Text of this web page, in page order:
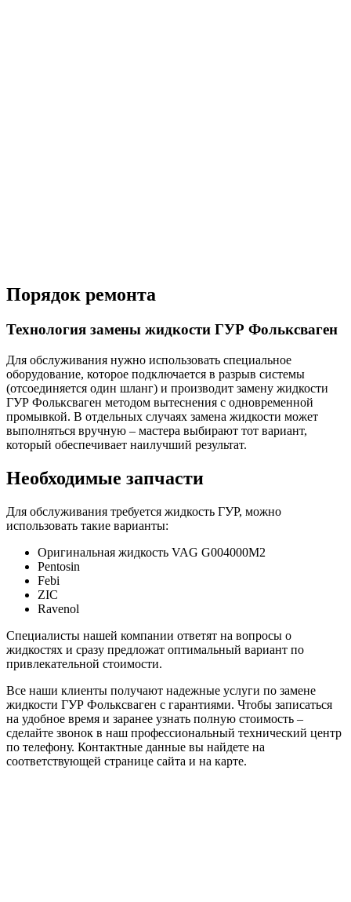
Порядок ремонта
Технология замены жидкости ГУР Фольксваген
Для обслуживания нужно использовать специальное
оборудование, которое подключается в разрыв системы
(отсоединяется один шланг) и производит замену жидкости
ГУР Фольксваген методом вытеснения с одновременной
промывкой. В отдельных случаях замена жидкости может
выполняться вручную – мастера выбирают тот вариант,
который обеспечивает наилучший результат.
Необходимые запчасти
Для обслуживания требуется жидкость ГУР, можно
использовать такие варианты:
Оригинальная жидкость VAG G004000M2
Pentosin
Febi
ZIC
Ravenol
Специалисты нашей компании ответят на вопросы о
жидкостях и сразу предложат оптимальный вариант по
привлекательной стоимости.
Все наши клиенты получают надежные услуги по замене
жидкости ГУР Фольксваген с гарантиями. Чтобы записаться
на удобное время и заранее узнать полную стоимость –
сделайте звонок в наш профессиональный технический центр
по телефону. Контактные данные вы найдете на
соответствующей странице сайта и на карте.